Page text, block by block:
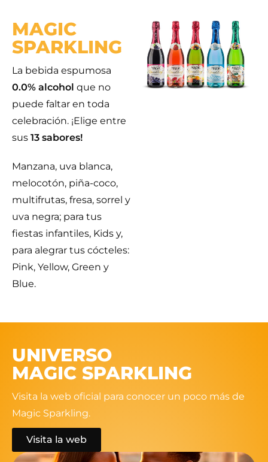
MAGIC
SPARKLING
La bebida espumosa
0.0% alcohol que no
puede faltar en toda
celebración. ¡Elige entre
sus 13 sabores!
Manzana, uva blanca,
melocotón, piña-coco,
multifrutas, fresa, sorrel y
uva negra; para tus
fiestas infantiles, Kids y,
para alegrar tus cócteles:
Pink, Yellow, Green y
Blue.
UNIVERSO
MAGIC SPARKLING
Visita la web oficial para conocer un poco más de
Magic Sparkling.
Visita la web